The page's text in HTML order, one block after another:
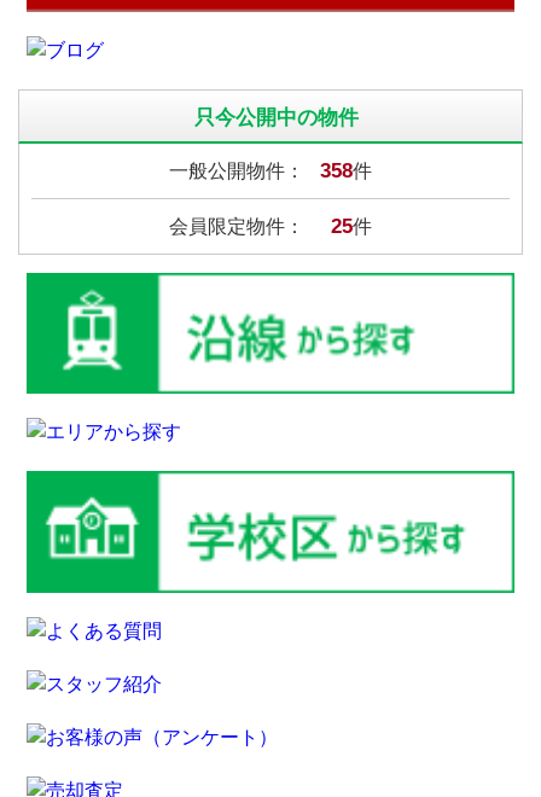
只今公開中の物件
一般公開物件： 358件
会員限定物件： 25件